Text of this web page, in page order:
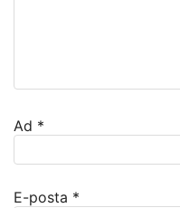
Ad *
E-posta *